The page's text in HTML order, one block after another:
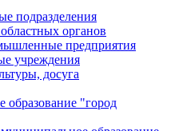
подразделения
органов
предприятия
учреждения
досуга
"город